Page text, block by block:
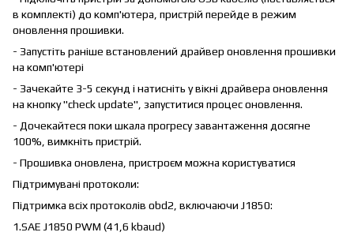
в комплекті) до комп'ютера, пристрій перейде в режим
оновлення прошивки.
- Запустіть раніше встановлений драйвер оновлення прошивки
на комп'ютері
- Зачекайте 3-5 секунд і натисніть у вікні драйвера оновлення
на кнопку "check update", запуститися процес оновлення.
- Дочекайтеся поки шкала прогресу завантаження досягне
100%, вимкніть пристрій.
- Прошивка оновлена, пристроєм можна користуватися
Підтримувані протоколи:
Підтримка всіх протоколів obd2, включаючи J1850:
1.SAE J1850 PWM (41,6 kbaud)